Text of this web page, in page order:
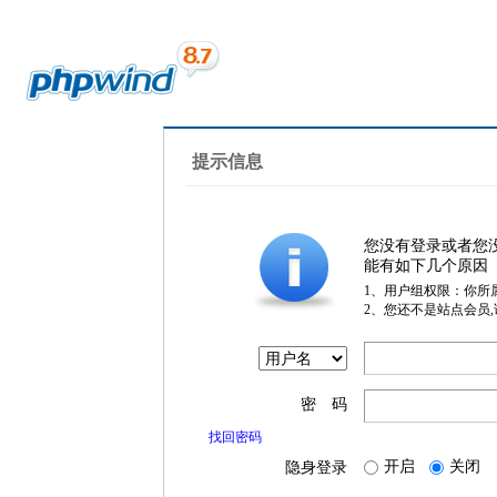
提示信息
您没有登录或者您
能有如下几个原因
1、用户组权限：你所
2、您还不是站点会员
密 码
找回密码
隐身登录 开启 关闭